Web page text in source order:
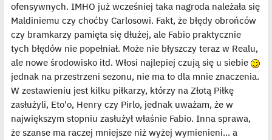
ofensywnych. IMHO już wcześniej taka nagroda należała się
Maldiniemu czy choćby Carlosowi. Fakt, że błędy obrońców
czy bramkarzy pamięta się dłużej, ale Fabio praktycznie
tych błędów nie popełniał. Może nie błyszczy teraz w Realu,
ale nowe środowisko itd. Włosi najlepiej czują się u siebie
jednak na przestrzeni sezonu, nie ma to dla mnie znaczenia.
W zestawieniu jest kilku piłkarzy, którzy na Złotą Piłkę
zasłużyli, Eto'o, Henry czy Pirlo, jednak uważam, że w
największym stopniu zasłużył właśnie Fabio. Inna sprawa,
że szanse ma raczej mniejsze niż wyżej wymienieni... a